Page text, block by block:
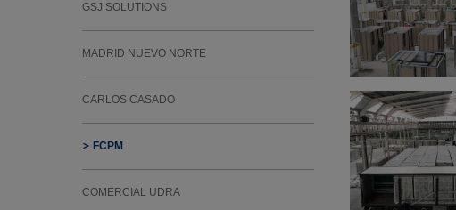
GSJ SOLUTIONS
MADRID NUEVO NORTE
CARLOS CASADO
FCPM
COMERCIAL UDRA